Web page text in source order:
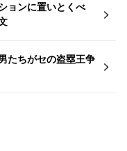
ョンに置いとくべ
たちがセの盗塁王争